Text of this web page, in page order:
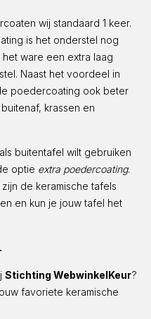
wij standaard 1 keer.
is het onderstel nog
ware een extra laag
Naast het voordeel in
poedercoating ook beter
krassen en
buitentafel wilt gebruiken
optie extra poedercoating.
de keramische tafels
en kun je jouw tafel het
Stichting WebwinkelKeur?
favoriete keramische